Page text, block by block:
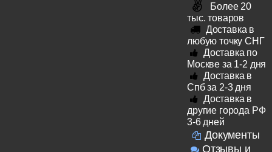
Более 20
тыс. товаров
Доставка в
любую точку СНГ
Доставка по
Москве за 1-2 дня
Доставка в
Спб за 2-3 дня
Доставка в
другие города РФ
3-6 дней
Документы
Отзывы и